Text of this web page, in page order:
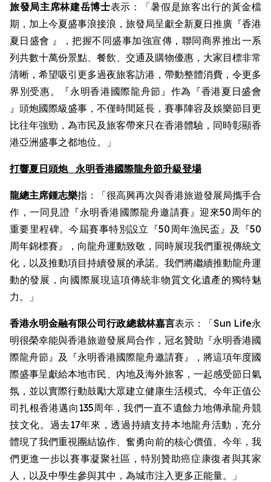
旅發局主席林建岳博士表示：「暑假是旅客出行的黃金檔
期，加上今夏盛事浪接浪，旅發局呈獻全新夏日推廣『香港
夏日盛會 』，把握不同盛事加強宣傳，聯同商界推出一系
列共數十萬份景點、餐飲、交通及購物優惠，大家目標非常
清晰，希望吸引更多過夜旅客訪港，帶動整體消費，令更多
界別受惠。『永明香港國際龍舟節』作為『香港夏日盛會
』頭炮國際級盛事，不僅時間延長，賽事陣容及娛樂節目更
比往年強勁，為市民及旅客帶來只在香港體驗，同時彰顯香
港亞洲盛事之都地位。」
打響夏日頭炮 永明香港國際龍舟節升級登場
龍總主席鍾志樂指：「很高興再次與香港旅遊發展局攜手合
作，一同見證『永明香港國際龍舟邀請賽』迎來50周年的
重要里程碑。今屆賽事特別設立『50周年漁民盃』及『50
周年錦標賽』，向龍舟運動致敬，同時展現我們重視傳統文
化，以及推動項目持續發展的承諾。我們將繼續推動龍舟運
動的發展，向國際展現這項傳統非物質文化遺產的獨特魅
力。」
香港永明金融有限公司行政總裁林嘉言表示：「Sun Life永
明很榮幸能與香港旅遊發展局合作，冠名贊助『永明香港國
際龍舟節』及『永明香港國際龍舟邀請賽』，將這項年度國
際盛事呈獻給本地市民、內地及海外旅客，一起感受節日氣
氛，並以實際行動鼓勵大眾建立健康生活模式。今年正值公
司扎根香港邁向135周年，我們一直不遺餘力地傳承龍舟競
技文化。過去17年來，透過持續支持本地龍舟活動，充分
體現了我們重視團結協作、奮勇向前的核心價值。今年，我
們更進一步以賽事凝聚社區，特別贊助癌症康復者與其家
人，以及中學生參與其中，為城市注入更多正能量。」